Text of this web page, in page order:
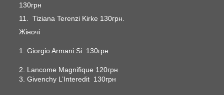
130грн
11. Tiziana Terenzi Kirke 130грн.
Жіночі
1. Giorgio Armani Si 130грн
2. Lancome Magnifique 120грн
3. Givenchy L’Interedit 130грн